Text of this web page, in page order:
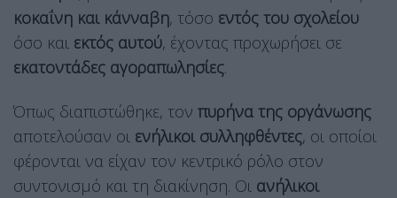
κοκαΐνη και κάνναβη, τόσο εντός του σχολείου
όσο και εκτός αυτού, έχοντας προχωρήσει σε
εκατοντάδες αγοραπωλησίες.
Όπως διαπιστώθηκε, τον πυρήνα της οργάνωσης
αποτελούσαν οι ενήλικοι συλληφθέντες, οι οποίοι
φέρονται να είχαν τον κεντρικό ρόλο στον
συντονισμό και τη διακίνηση. Οι ανήλικοι